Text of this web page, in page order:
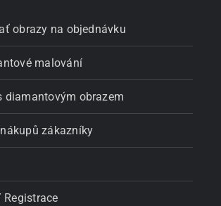
obrazy na objednávku
malování
diamantovým obrazem
zákazníky